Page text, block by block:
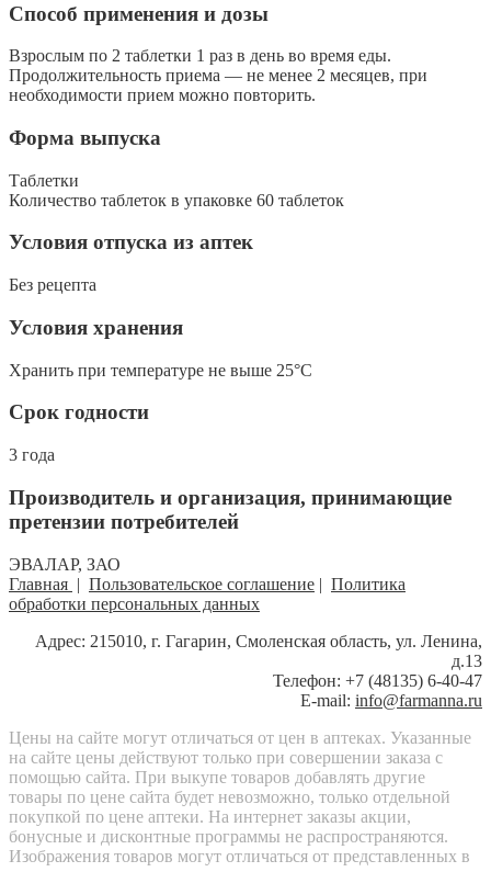
Способ применения и дозы
Взрослым по 2 таблетки 1 раз в день во время еды.
Продолжительность приема — не менее 2 месяцев, при
необходимости прием можно повторить.
Форма выпуска
Таблетки
Количество таблеток в упаковке 60 таблеток
Условия отпуска из аптек
Без рецепта
Условия хранения
Хранить при температуре не выше 25°С
Срок годности
3 года
Производитель и организация, принимающие
претензии потребителей
ЭВАЛАР, ЗАО
Главная | Пользовательское соглашение | Политика
обработки персональных данных
Адрес: 215010, г. Гагарин, Смоленская область, ул. Ленина,
д.13
Телефон: +7 (48135) 6-40-47
E-mail: info@farmanna.ru
Цены на сайте могут отличаться от цен в аптеках. Указанные
на сайте цены действуют только при совершении заказа с
помощью сайта. При выкупе товаров добавлять другие
товары по цене сайта будет невозможно, только отдельной
покупкой по цене аптеки. На интернет заказы акции,
бонусные и дисконтные программы не распространяются.
Изображения товаров могут отличаться от представленных в